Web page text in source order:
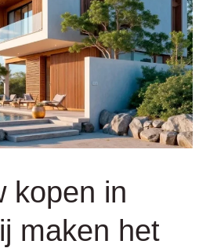
kopen in
maken het